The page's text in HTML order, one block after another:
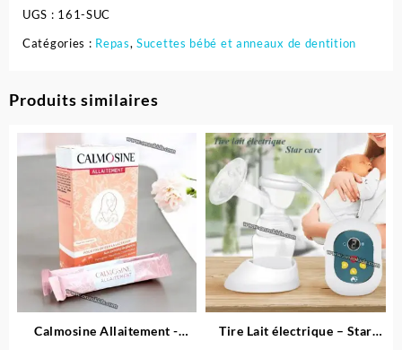
UGS : 161-SUC
Catégories : Repas,Sucettes bébé et anneaux de dentition
Produits similaires
Calmosine Allaitement -
Tire Lait électrique – Star